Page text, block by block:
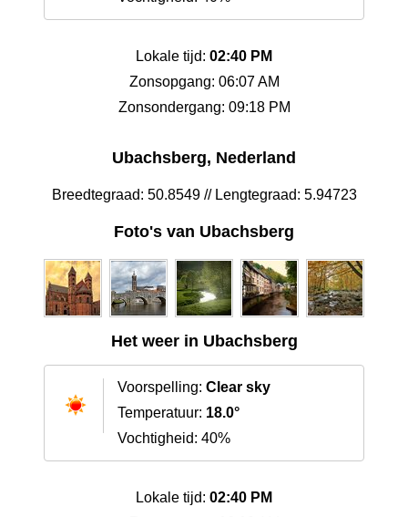
Lokale tijd: 02:40 PM
Zonsopgang: 06:07 AM
Zonsondergang: 09:18 PM
Ubachsberg, Nederland
Breedtegraad: 50.8549 // Lengtegraad: 5.94723
Foto's van Ubachsberg
Het weer in Ubachsberg
Voorspelling: Clear sky
Temperatuur: 18.0°
Vochtigheid: 40%
Lokale tijd: 02:40 PM